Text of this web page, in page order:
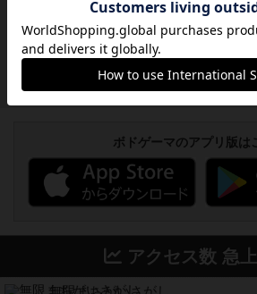
レビュー ヘックメック
サイコロゲームです1
約21時間前by みいやん
ボドゲーマのアプリ版は
アクセス数 急
無限まちがいさがし